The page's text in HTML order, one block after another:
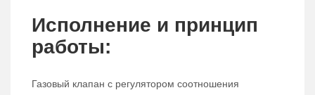
Исполнение и принцип
работы:
Газовый клапан с регулятором соотношения